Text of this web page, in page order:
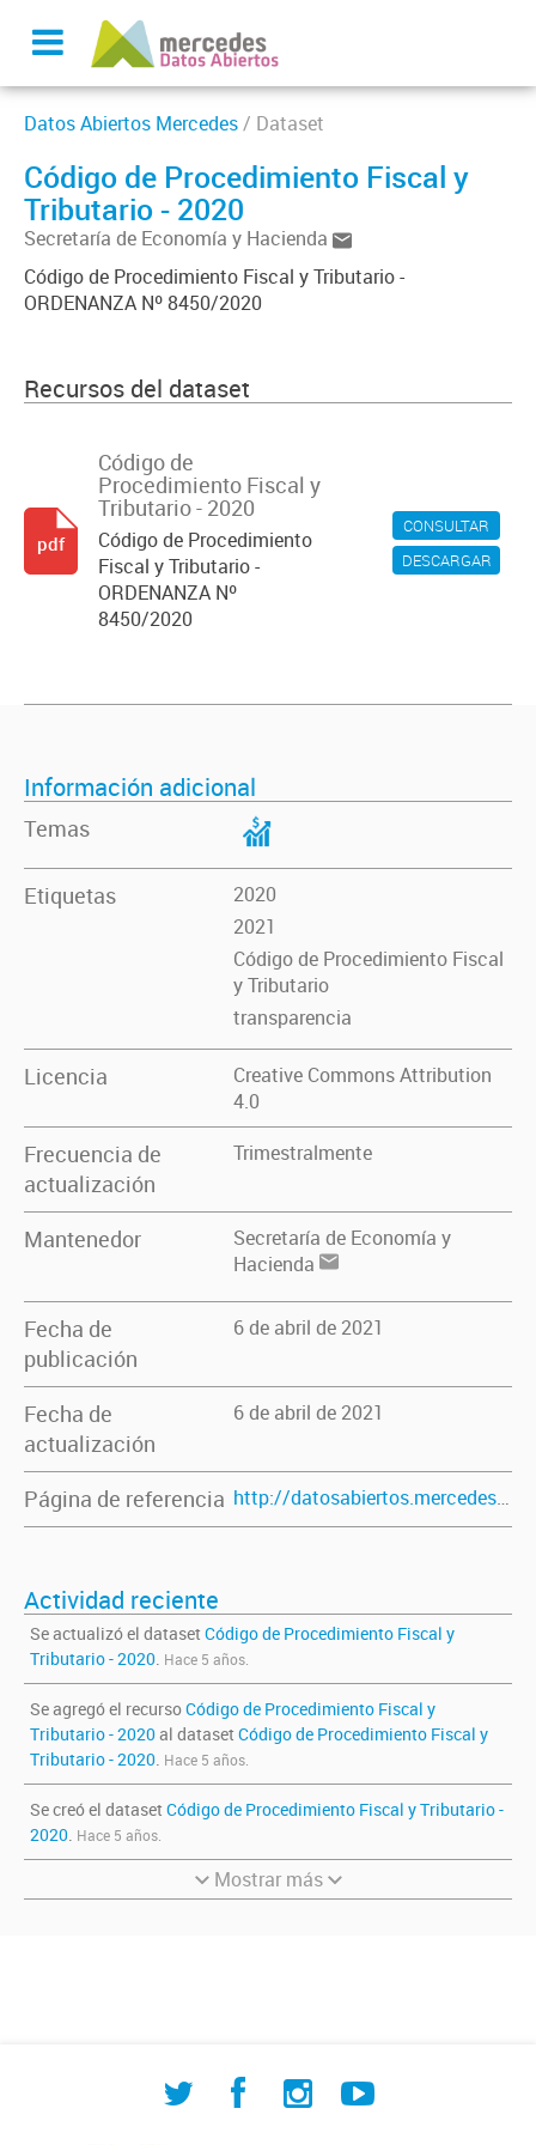
Datos Abiertos Mercedes/ Dataset
Código de Procedimiento Fiscal y
Tributario - 2020
Secretaría de Economía y Hacienda
Código de Procedimiento Fiscal y Tributario -
ORDENANZA Nº 8450/2020
Recursos del dataset
CONSULTAR
DESCARGAR
Código de
Procedimiento Fiscal y
Tributario - 2020
Código de Procedimiento
Fiscal y Tributario -
ORDENANZA Nº
8450/2020
pdf
Información adicional
Temas
Etiquetas
2020
2021
Código de Procedimiento Fiscal
y Tributario
transparencia
Licencia
Creative Commons Attribution
4.0
Frecuencia de
actualización
Trimestralmente
Mantenedor
Secretaría de Economía y
Hacienda
Fecha de
publicación
6 de abril de 2021
Fecha de
actualización
6 de abril de 2021
Página de referencia http://datosabiertos.mercedes.gob.ar/dataset/codigo-de-procedimiento-fiscal-y-tributario-2020
Actividad reciente
Se actualizó el dataset Código de Procedimiento Fiscal y
Tributario - 2020. Hace 5 años.
Se agregó el recursoCódigo de Procedimiento Fiscal y
Tributario - 2020al dataset Código de Procedimiento Fiscal y
Tributario - 2020. Hace 5 años.
Se creó el dataset Código de Procedimiento Fiscal y Tributario -
2020. Hace 5 años.
Mostrar más